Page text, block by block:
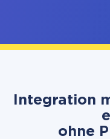
Integration
ohne